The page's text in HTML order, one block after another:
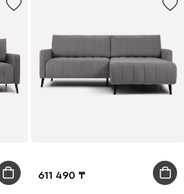
611 490